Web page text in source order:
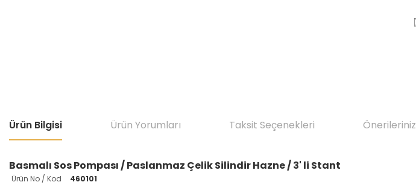
Ürün Bilgisi Ürün Yorumları Taksit Seçenekleri Önerileriniz
Basmalı Sos Pompası / Paslanmaz Çelik Silindir Hazne / 3' li Stant
Ürün No / Kod
460101